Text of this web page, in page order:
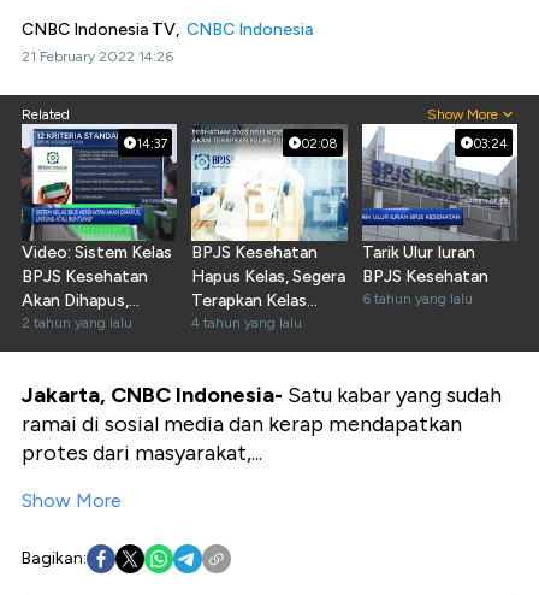
CNBC Indonesia TV, CNBC Indonesia
21 February 2022 14:26
Related Show More
14:37
Video: Sistem Kelas
BPJS Kesehatan
Akan Dihapus,
Untung atau
Buntung?
2 tahun yang lalu
02:08
BPJS Kesehatan
Hapus Kelas, Segera
Terapkan Kelas
Standar!
4 tahun yang lalu
03:24
Tarik Ulur Iuran
BPJS Kesehatan
6 tahun yang lalu
Jakarta, CNBC Indonesia- Satu kabar yang sudah
ramai di sosial media dan kerap mendapatkan
protes dari masyarakat,...
Show More
Bagikan: